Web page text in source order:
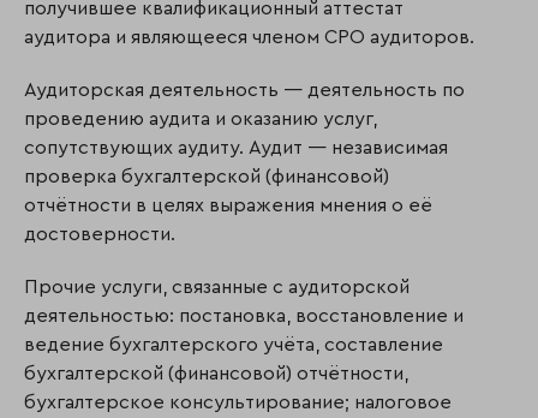
получившее квалификационный аттестат
аудитора и являющееся членом СРО аудиторов.
Аудиторская деятельность — деятельность по
проведению аудита и оказанию услуг,
сопутствующих аудиту. Аудит — независимая
проверка бухгалтерской (финансовой)
отчётности в целях выражения мнения о её
достоверности.
Прочие услуги, связанные с аудиторской
деятельностью: постановка, восстановление и
ведение бухгалтерского учёта, составление
бухгалтерской (финансовой) отчётности,
бухгалтерское консультирование; налоговое